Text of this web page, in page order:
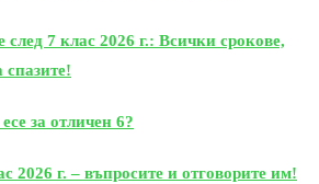
след 7 клас 2026 г.: Всички срокове,
спазите!
за отличен 6?
2026 г. – въпросите и отговорите им!